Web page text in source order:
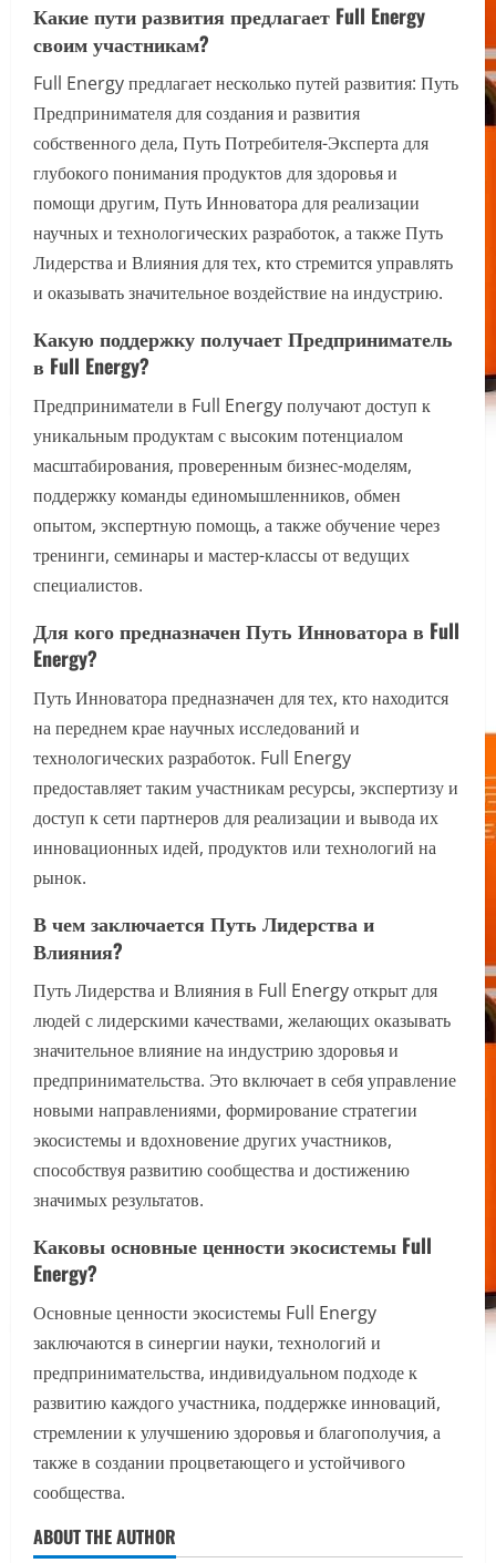
Какие пути развития предлагает Full Energy
своим участникам?
Full Energy предлагает несколько путей развития: Путь
Предпринимателя для создания и развития
собственного дела, Путь Потребителя-Эксперта для
глубокого понимания продуктов для здоровья и
помощи другим, Путь Инноватора для реализации
научных и технологических разработок, а также Путь
Лидерства и Влияния для тех, кто стремится управлять
и оказывать значительное воздействие на индустрию.
Какую поддержку получает Предприниматель
в Full Energy?
Предприниматели в Full Energy получают доступ к
уникальным продуктам с высоким потенциалом
масштабирования, проверенным бизнес-моделям,
поддержку команды единомышленников, обмен
опытом, экспертную помощь, а также обучение через
тренинги, семинары и мастер-классы от ведущих
специалистов.
Для кого предназначен Путь Инноватора в Full
Energy?
Путь Инноватора предназначен для тех, кто находится
на переднем крае научных исследований и
технологических разработок. Full Energy
предоставляет таким участникам ресурсы, экспертизу и
доступ к сети партнеров для реализации и вывода их
инновационных идей, продуктов или технологий на
рынок.
В чем заключается Путь Лидерства и
Влияния?
Путь Лидерства и Влияния в Full Energy открыт для
людей с лидерскими качествами, желающих оказывать
значительное влияние на индустрию здоровья и
предпринимательства. Это включает в себя управление
новыми направлениями, формирование стратегии
экосистемы и вдохновение других участников,
способствуя развитию сообщества и достижению
значимых результатов.
Каковы основные ценности экосистемы Full
Energy?
Основные ценности экосистемы Full Energy
заключаются в синергии науки, технологий и
предпринимательства, индивидуальном подходе к
развитию каждого участника, поддержке инноваций,
стремлении к улучшению здоровья и благополучия, а
также в создании процветающего и устойчивого
сообщества.
ABOUT THE AUTHOR